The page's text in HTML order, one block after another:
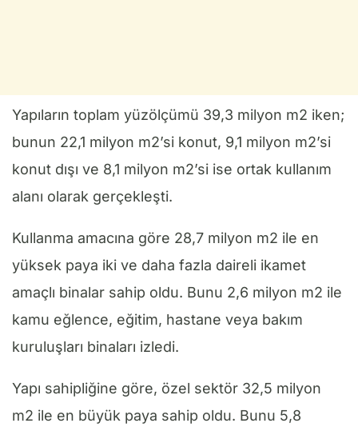
Yapıların toplam yüzölçümü 39,3 milyon m2 iken;
bunun 22,1 milyon m2’si konut, 9,1 milyon m2’si
konut dışı ve 8,1 milyon m2’si ise ortak kullanım
alanı olarak gerçekleşti.
Kullanma amacına göre 28,7 milyon m2 ile en
yüksek paya iki ve daha fazla daireli ikamet
amaçlı binalar sahip oldu. Bunu 2,6 milyon m2 ile
kamu eğlence, eğitim, hastane veya bakım
kuruluşları binaları izledi.
Yapı sahipliğine göre, özel sektör 32,5 milyon
m2 ile en büyük paya sahip oldu. Bunu 5,8